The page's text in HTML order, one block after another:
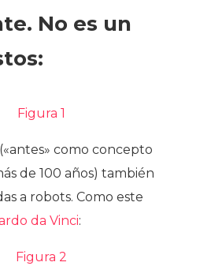
No es un
como concepto
de 100 años) también
a robots. Como este
da Vinci: